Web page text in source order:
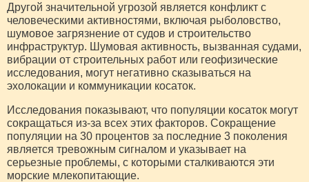
Другой значительной угрозой является конфликт с
человеческими активностями, включая рыболовство,
шумовое загрязнение от судов и строительство
инфраструктур. Шумовая активность, вызванная судами,
вибрации от строительных работ или геофизические
исследования, могут негативно сказываться на
эхолокации и коммуникации косаток.
Исследования показывают, что популяции косаток могут
сокращаться из-за всех этих факторов. Сокращение
популяции на 30 процентов за последние 3 поколения
является тревожным сигналом и указывает на
серьезные проблемы, с которыми сталкиваются эти
морские млекопитающие.